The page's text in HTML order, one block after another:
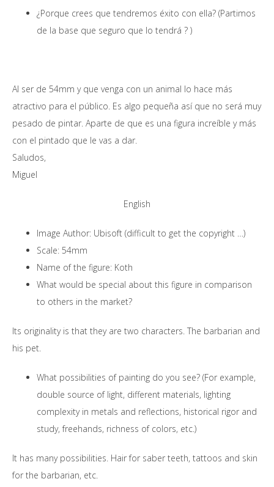
¿Porque crees que tendremos éxito con ella? (Partimos
de la base que seguro que lo tendrá ? )
Al ser de 54mm y que venga con un animal lo hace más
atractivo para el público. Es algo pequeña así que no será muy
pesado de pintar. Aparte de que es una figura increíble y más
con el pintado que le vas a dar.
Saludos,
Miguel
English
Image Author: Ubisoft (difficult to get the copyright …)
Scale: 54mm
Name of the figure: Koth
What would be special about this figure in comparison
to others in the market?
Its originality is that they are two characters. The barbarian and
his pet.
What possibilities of painting do you see? (For example,
double source of light, different materials, lighting
complexity in metals and reflections, historical rigor and
study, freehands, richness of colors, etc.)
It has many possibilities. Hair for saber teeth, tattoos and skin
for the barbarian, etc.